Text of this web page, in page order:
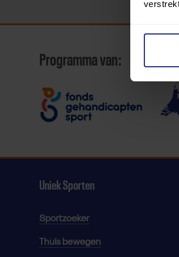
Programma van:
Uniek Sporten
Sportzoeker
Thuis bewegen